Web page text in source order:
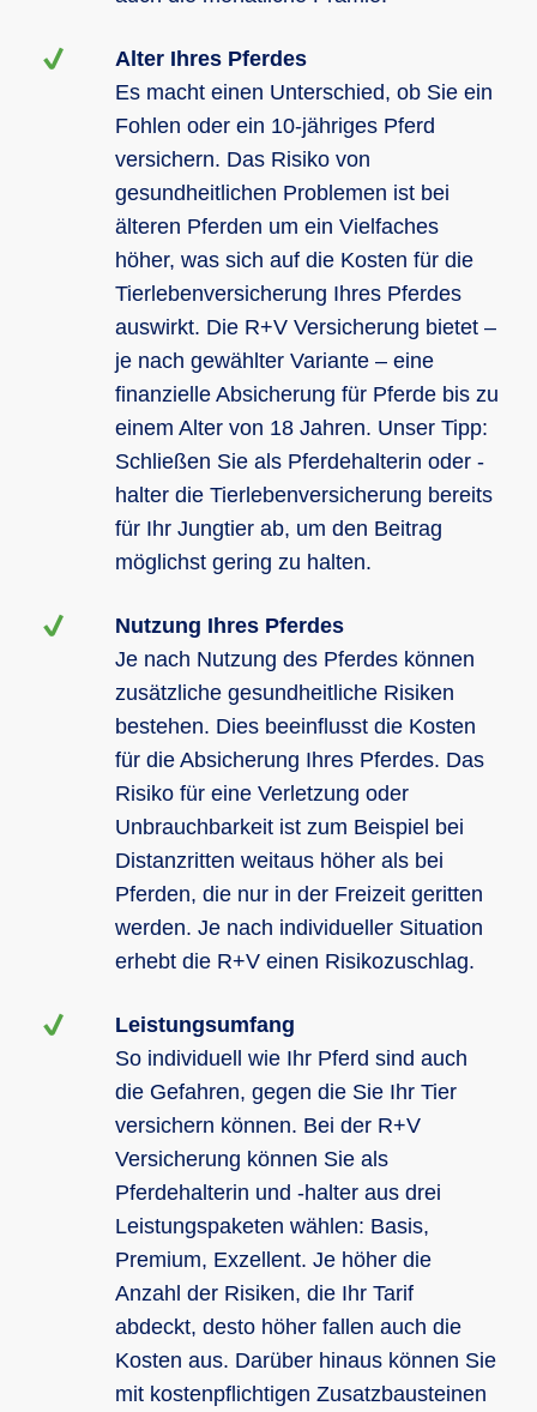
Alter Ihres Pferdes
Es macht einen Unterschied, ob Sie ein
Fohlen oder ein 10-jähriges Pferd
versichern. Das Risiko von
gesundheitlichen Problemen ist bei
älteren Pferden um ein Vielfaches
höher, was sich auf die Kosten für die
Tierlebenversicherung Ihres Pferdes
auswirkt. Die R+V Versicherung bietet –
je nach gewählter Variante – eine
finanzielle Absicherung für Pferde bis zu
einem Alter von 18 Jahren. Unser Tipp:
Schließen Sie als Pferdehalterin oder -
halter die Tierlebenversicherung bereits
für Ihr Jungtier ab, um den Beitrag
möglichst gering zu halten.
Nutzung Ihres Pferdes
Je nach Nutzung des Pferdes können
zusätzliche gesundheitliche Risiken
bestehen. Dies beeinflusst die Kosten
für die Absicherung Ihres Pferdes. Das
Risiko für eine Verletzung oder
Unbrauchbarkeit ist zum Beispiel bei
Distanzritten weitaus höher als bei
Pferden, die nur in der Freizeit geritten
werden. Je nach individueller Situation
erhebt die R+V einen Risikozuschlag.
Leistungsumfang
So individuell wie Ihr Pferd sind auch
die Gefahren, gegen die Sie Ihr Tier
versichern können. Bei der R+V
Versicherung können Sie als
Pferdehalterin und -halter aus drei
Leistungspaketen wählen: Basis,
Premium, Exzellent. Je höher die
Anzahl der Risiken, die Ihr Tarif
abdeckt, desto höher fallen auch die
Kosten aus. Darüber hinaus können Sie
mit kostenpflichtigen Zusatzbausteinen